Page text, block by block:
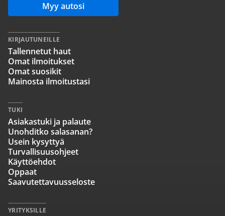
Myy autosi
KIRJAUTUNEILLE
Tallennetut haut
Omat ilmoitukset
Omat suosikit
Mainosta ilmoitustasi
TUKI
Asiakastuki ja palaute
Unohditko salasanan?
Usein kysyttyä
Turvallisuusohjeet
Käyttöehdot
Oppaat
Saavutettavuusseloste
YRITYKSILLE